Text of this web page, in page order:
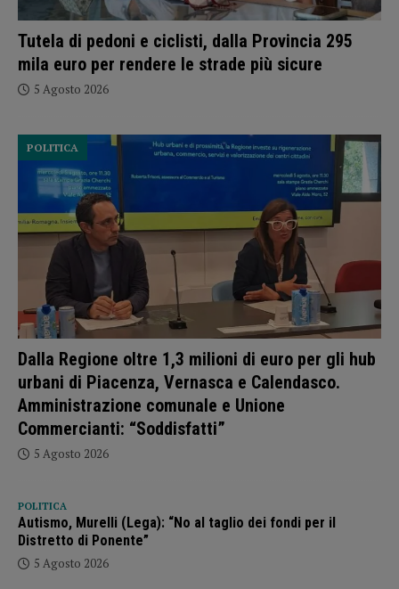
Tutela di pedoni e ciclisti, dalla Provincia 295
mila euro per rendere le strade più sicure
5 Agosto 2026
Dalla Regione oltre 1,3 milioni di euro per gli hub
urbani di Piacenza, Vernasca e Calendasco.
Amministrazione comunale e Unione
Commercianti: “Soddisfatti”
POLITICA
5 Agosto 2026
POLITICA
Autismo, Murelli (Lega): “No al taglio dei fondi per il
Distretto di Ponente”
5 Agosto 2026